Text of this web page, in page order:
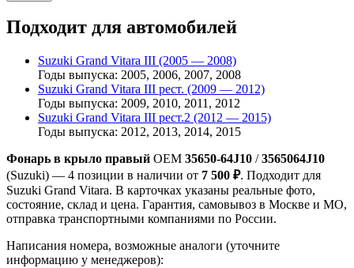
Подходит для автомобилей
Suzuki Grand Vitara III (2005 — 2008)
Годы выпуска: 2005, 2006, 2007, 2008
Suzuki Grand Vitara III рест. (2009 — 2012)
Годы выпуска: 2009, 2010, 2011, 2012
Suzuki Grand Vitara III рест.2 (2012 — 2015)
Годы выпуска: 2012, 2013, 2014, 2015
Фонарь в крыло правый OEM 35650-64J10 /3565064J10
(Suzuki) — 4 позиции в наличии от 7 500 ₽. Подходит для
Suzuki Grand Vitara. В карточках указаны реальные фото,
состояние, склад и цена. Гарантия, самовывоз в Москве и МО,
отправка транспортными компаниями по России.
Написания номера, возможные аналоги (уточните
информацию у менеджеров):